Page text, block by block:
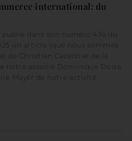
international: du
dans son numéro 436 du
un article (que nous sommes
de Christian Cazenove de la
notre associé Dominique Doise
Mayer de notre activité